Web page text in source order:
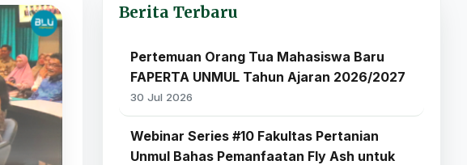
Berita Terbaru
Pertemuan Orang Tua Mahasiswa Baru
FAPERTA UNMUL Tahun Ajaran 2026/2027
30 Jul 2026
Webinar Series #10 Fakultas Pertanian
Unmul Bahas Pemanfaatan Fly Ash untuk